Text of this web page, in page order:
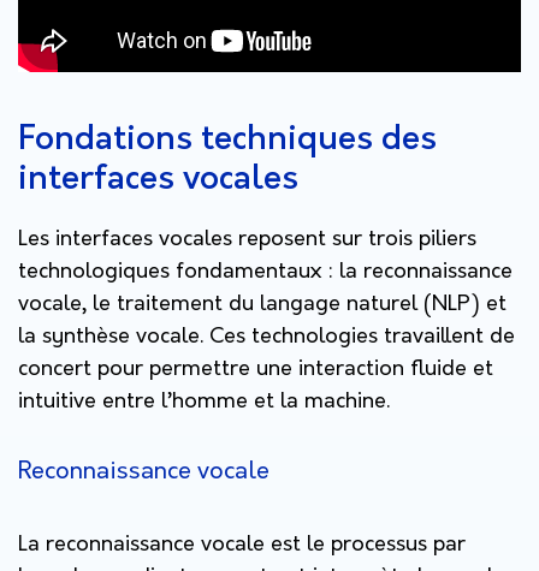
Fondations techniques des
interfaces vocales
Les interfaces vocales reposent sur trois piliers
technologiques fondamentaux : la reconnaissance
vocale, le traitement du langage naturel (NLP) et
la synthèse vocale. Ces technologies travaillent de
concert pour permettre une interaction fluide et
intuitive entre l’homme et la machine.
Reconnaissance vocale
La reconnaissance vocale est le processus par